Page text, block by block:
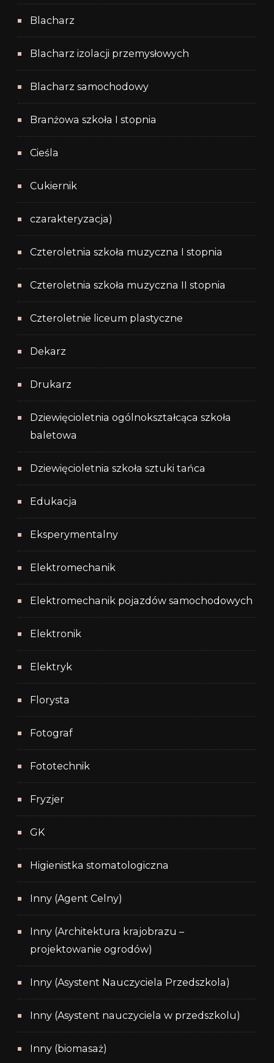
Blacharz
Blacharz izolacji przemysłowych
Blacharz samochodowy
Branżowa szkoła I stopnia
Cieśla
Cukiernik
czarakteryzacja)
Czteroletnia szkoła muzyczna I stopnia
Czteroletnia szkoła muzyczna II stopnia
Czteroletnie liceum plastyczne
Dekarz
Drukarz
Dziewięcioletnia ogólnokształcąca szkoła
baletowa
Dziewięcioletnia szkoła sztuki tańca
Edukacja
Eksperymentalny
Elektromechanik
Elektromechanik pojazdów samochodowych
Elektronik
Elektryk
Florysta
Fotograf
Fototechnik
Fryzjer
GK
Higienistka stomatologiczna
Inny (Agent Celny)
Inny (Architektura krajobrazu –
projektowanie ogrodów)
Inny (Asystent Nauczyciela Przedszkola)
Inny (Asystent nauczyciela w przedszkolu)
Inny (biomasaż)